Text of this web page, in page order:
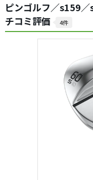
ピンゴルフ／s159
チコミ評価
4件